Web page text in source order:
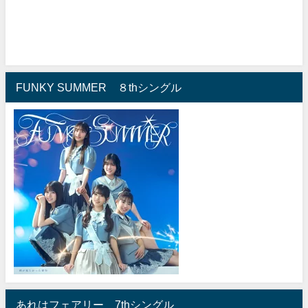
FUNKY SUMMER ８thシングル
あれはフェアリー 7thシングル